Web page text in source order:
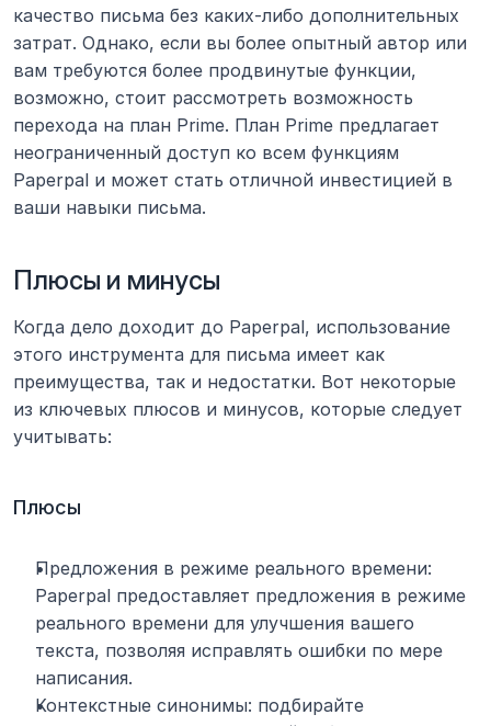
качество письма без каких-либо дополнительных
затрат. Однако, если вы более опытный автор или
вам требуются более продвинутые функции,
возможно, стоит рассмотреть возможность
перехода на план Prime. План Prime предлагает
неограниченный доступ ко всем функциям
Paperpal и может стать отличной инвестицией в
ваши навыки письма.
Плюсы и минусы
Когда дело доходит до Paperpal, использование
этого инструмента для письма имеет как
преимущества, так и недостатки. Вот некоторые
из ключевых плюсов и минусов, которые следует
учитывать:
Плюсы
Предложения в режиме реального времени:
Paperpal предоставляет предложения в режиме
реального времени для улучшения вашего
текста, позволяя исправлять ошибки по мере
написания.
Контекстные синонимы: подбирайте